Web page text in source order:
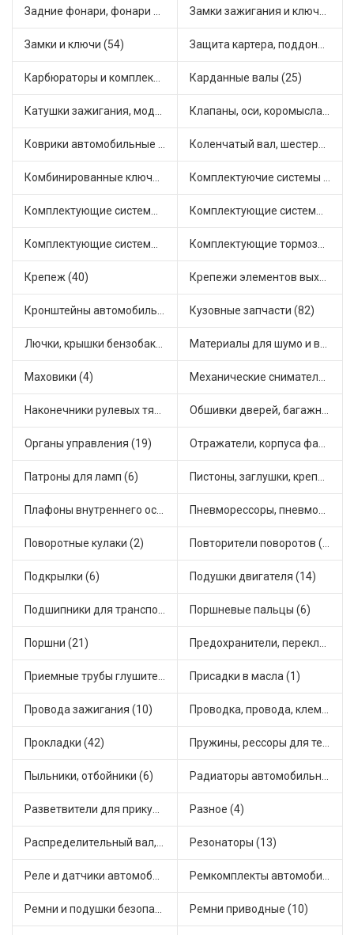
Задние фонари, фонари видимости (5) Замки зажигания и ключи (11)
Замки и ключи (54) Защита картера, поддона, КПП (3)
Карбюраторы и комплектующие (32) Карданные валы (25)
Катушки зажигания, модули зажигания (3) Клапаны, оси, коромысла (14)
Коврики автомобильные (7) Коленчатый вал, шестерни коленчатого вала (9)
Комбинированные ключи (3) Комплектуючие системы стеклоочистителя (9)
Комплектующие системы выпуска отработавших газов (10) Комплектующие системы отопления (25)
Комплектующие системы питания (12) Комплектующие тормозной системы (22)
Крепеж (40) Крепежи элементов выхлопной системы (5)
Кронштейны автомобильные (4) Кузовные запчасти (82)
Лючки, крышки бензобака (6) Материалы для шумо и виброизоляции (1)
Маховики (4) Механические сниматели (1)
Наконечники рулевых тяг (30) Обшивки дверей, багажника, потолков, накладки салона (36)
Органы управления (19) Отражатели, корпуса фар и фонарей (1)
Патроны для ламп (6) Пистоны, заглушки, крепежные элементы (12)
Плафоны внутреннего освещения (1) Пневморессоры, пневмоподушки (1)
Поворотные кулаки (2) Повторители поворотов (10)
Подкрылки (6) Подушки двигателя (14)
Подшипники для транспорта (43) Поршневые пальцы (6)
Поршни (21) Предохранители, переключатели, кнопки автомобильные (40)
Приемные трубы глушителя (5) Присадки в масла (1)
Провода зажигания (10) Проводка, провода, клеммы и разъемы (23)
Прокладки (42) Пружины, рессоры для техники (29)
Пыльники, отбойники (6) Радиаторы автомобильные (17)
Разветвители для прикуривателя (3) Разное (4)
Распределительный вал, шестерни распределительного (7) Резонаторы (13)
Реле и датчики автомобильные (82) Ремкомплекты автомобильные (81)
Ремни и подушки безопасности (9) Ремни приводные (10)